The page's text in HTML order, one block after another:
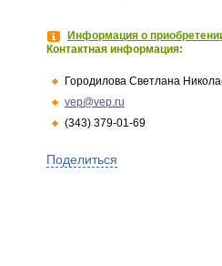
Информация о
Контактная информация:
Городилова Светлана
vep@vep.ru
(343) 379-01-69
Поделиться